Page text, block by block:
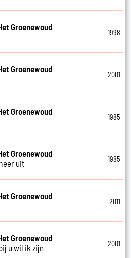
Groenewoud
1998
Groenewoud
2001
Groenewoud
1985
Groenewoud
uit
1985
Groenewoud
2011
Groenewoud
u wil ik zijn
2001